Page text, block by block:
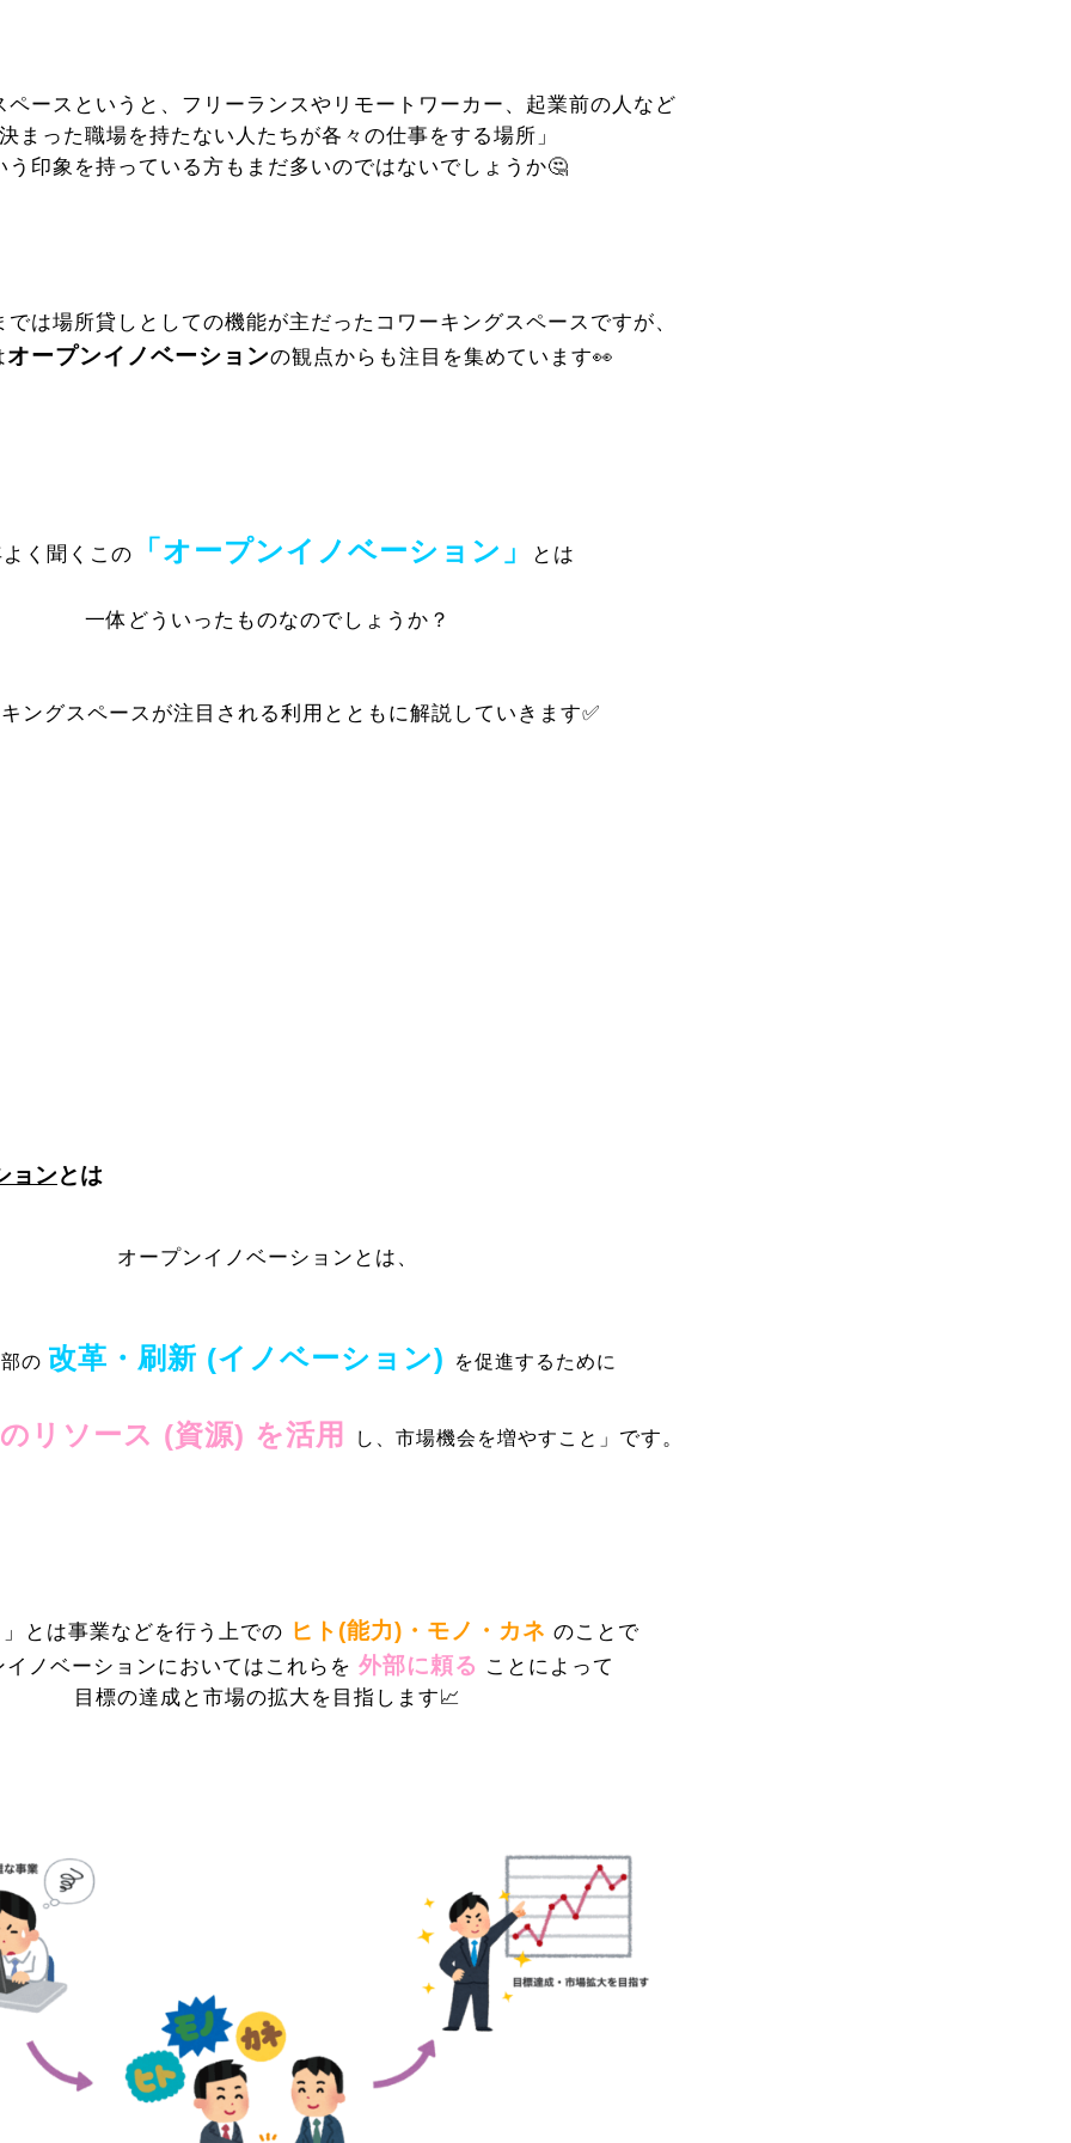
ペースというと、フリーランスやリモートワーカー、起業前の人など
まった職場を持たない人たちが各々の仕事をする場所」
う印象を持っている方もまだ多いのではないでしょうか🤔
では場所貸しとしての機能が主だったコワーキングスペースですが、
オープンイノベーションの観点からも注目を集めています👀
く聞くこの 「オープンイノベーション」 とは
一体どういったものなのでしょうか？
ングスペースが注目される利用とともに解説していきます✅
ョンとは
オープンイノベーションとは、
の 改革・刷新 (イノベーション) を促進するために
リソース (資源) を活用 し、市場機会を増やすこと」 です。
とは事業などを行う上での ヒト(能力)・モノ・カネ のことで
イノベーションにおいてはこれらを 外部に頼る ことによって
目標の達成と市場の拡大を目指します📈